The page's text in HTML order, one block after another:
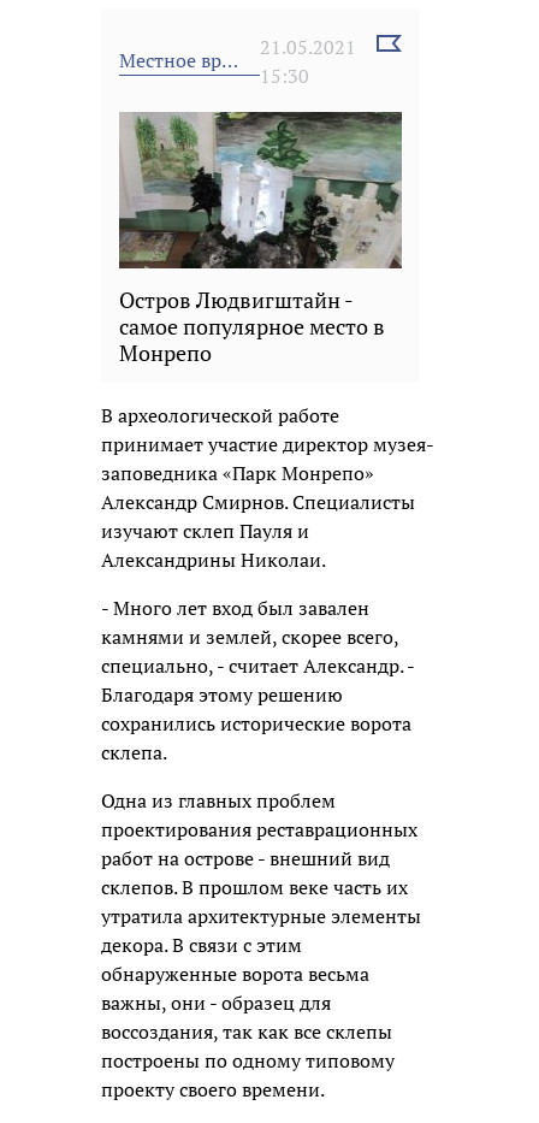
Местное время
21.05.2021
15:30
Выбрать
Остров Людвигштайн -
самое популярное место в
Монрепо
В археологической работе
принимает участие директор музея-
заповедника «Парк Монрепо»
Александр Смирнов. Специалисты
изучают склеп Пауля и
Александрины Николаи.
- Много лет вход был завален
камнями и землей, скорее всего,
специально, - считает Александр. -
Благодаря этому решению
сохранились исторические ворота
склепа.
Одна из главных проблем
проектирования реставрационных
работ на острове - внешний вид
склепов. В прошлом веке часть их
утратила архитектурные элементы
декора. В связи с этим
обнаруженные ворота весьма
важны, они - образец для
воссоздания, так как все склепы
построены по одному типовому
проекту своего времени.